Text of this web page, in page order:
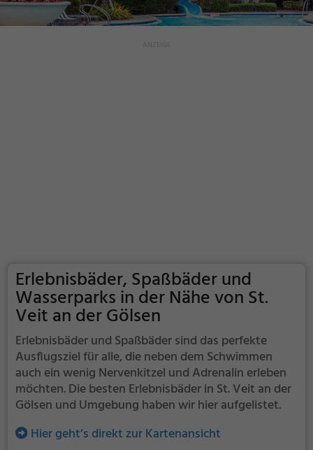
Erlebnisbäder, Spaßbäder und
Wasserparks in der Nähe von St.
Veit an der Gölsen
Erlebnisbäder und Spaßbäder sind das perfekte
Ausflugsziel für alle, die neben dem Schwimmen
auch ein wenig Nervenkitzel und Adrenalin erleben
möchten. Die besten Erlebnisbäder in St. Veit an der
Gölsen und Umgebung haben wir hier aufgelistet.
Hier geht’s direkt zur Kartenansicht